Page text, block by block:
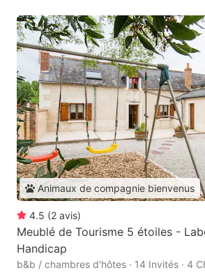
Animaux de compagnie bienvenus
4.5 (2 avis)
Meublé de Tourisme 5 étoiles -
Handicap
b&b / chambres d'hôtes · 14 Invités · 4